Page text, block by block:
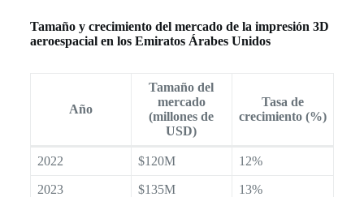
Tamaño y crecimiento del mercado de la impresión 3D
aeroespacial en los Emiratos Árabes Unidos
Año
Tamaño del
mercado
(millones de
USD)
Tasa de
crecimiento (%)
2022 $120M 12%
2023 $135M 13%